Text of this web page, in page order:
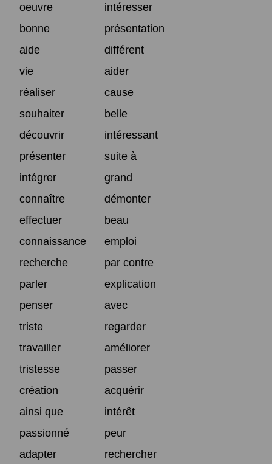
oeuvre
intéresser
bonne
présentation
aide
différent
vie
aider
réaliser
cause
souhaiter
belle
découvrir
intéressant
présenter
suite à
intégrer
grand
connaître
démonter
effectuer
beau
connaissance
emploi
recherche
par contre
parler
explication
penser
avec
triste
regarder
travailler
améliorer
tristesse
passer
création
acquérir
ainsi que
intérêt
passionné
peur
adapter
rechercher